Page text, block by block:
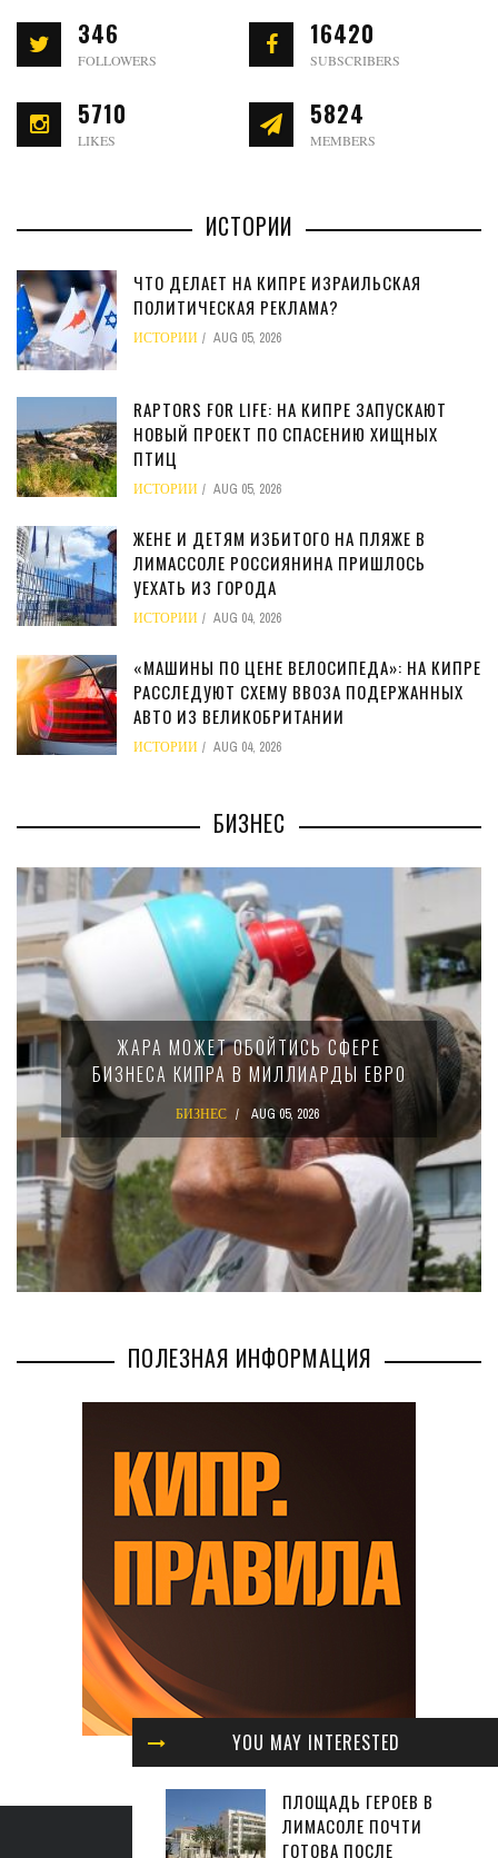
YOU MAY INTERESTED
ПЛОЩАДЬ ГЕРОЕВ В
ЛИМАСОЛЕ ПОЧТИ
ГОТОВА ПОСЛЕ
346
FOLLOWERS
16420
SUBSCRIBERS
5710
LIKES
5824
MEMBERS
ИСТОРИИ
ЧТО ДЕЛАЕТ НА КИПРЕ ИЗРАИЛЬСКАЯ
ПОЛИТИЧЕСКАЯ РЕКЛАМА?
ИСТОРИИ AUG 05, 2026
RAPTORS FOR LIFE: НА КИПРЕ ЗАПУСКАЮТ
НОВЫЙ ПРОЕКТ ПО СПАСЕНИЮ ХИЩНЫХ
ПТИЦ
ИСТОРИИ AUG 05, 2026
ЖЕНЕ И ДЕТЯМ ИЗБИТОГО НА ПЛЯЖЕ В
ЛИМАССОЛЕ РОССИЯНИНА ПРИШЛОСЬ
УЕХАТЬ ИЗ ГОРОДА
ИСТОРИИ AUG 04, 2026
«МАШИНЫ ПО ЦЕНЕ ВЕЛОСИПЕДА»: НА КИПРЕ
РАССЛЕДУЮТ СХЕМУ ВВОЗА ПОДЕРЖАННЫХ
АВТО ИЗ ВЕЛИКОБРИТАНИИ
ИСТОРИИ AUG 04, 2026
БИЗНЕС
ЖАРА МОЖЕТ ОБОЙТИСЬ СФЕРЕ
БИЗНЕСА КИПРА В МИЛЛИАРДЫ ЕВРО
БИЗНЕС AUG 05, 2026
ПОЛЕЗНАЯ ИНФОРМАЦИЯ